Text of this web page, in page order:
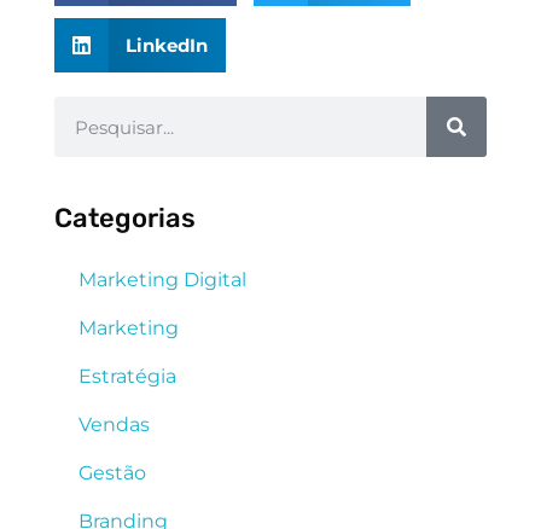
LinkedIn
Categorias
Marketing Digital
Marketing
Estratégia
Vendas
Gestão
Branding